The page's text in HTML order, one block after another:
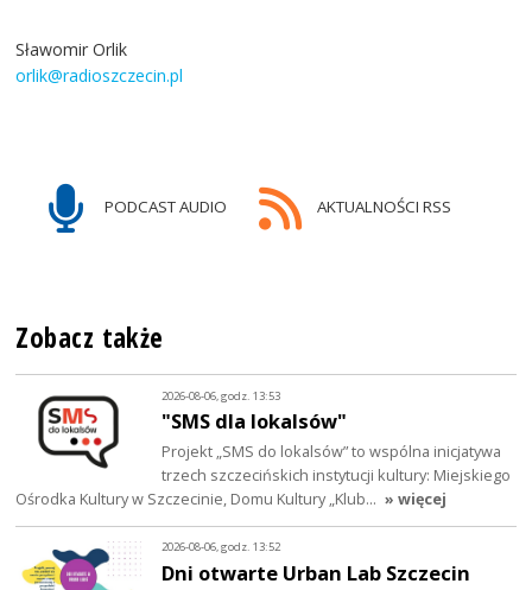
Sławomir Orlik
orlik@radioszczecin.pl
PODCAST AUDIO AKTUALNOŚCI RSS
Zobacz także
2026-08-06, godz. 13:53
"SMS dla lokalsów"
Projekt „SMS do lokalsów” to wspólna inicjatywa
trzech szczecińskich instytucji kultury: Miejskiego
Ośrodka Kultury w Szczecinie, Domu Kultury „Klub… » więcej
2026-08-06, godz. 13:52
Dni otwarte Urban Lab Szczecin